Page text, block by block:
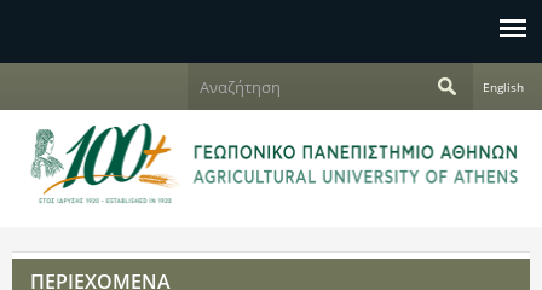
Φ
ό
μ
ζ
ή
τ
η
English
ΠΕΡΙΕΧΟΜΕΝΑ